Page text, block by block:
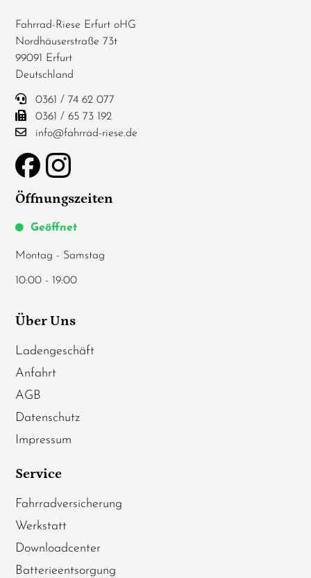
Fahrrad-Riese Erfurt oHG
Nordhäuserstraße 73t
99091 Erfurt
Deutschland
0361 / 74 62 077
0361 / 65 73 192
info@fahrrad-riese.de
Öffnungszeiten
Geöffnet
Montag - Samstag
10:00 - 19:00
Über Uns
Ladengeschäft
Anfahrt
AGB
Datenschutz
Impressum
Service
Fahrradversicherung
Werkstatt
Downloadcenter
Batterieentsorgung